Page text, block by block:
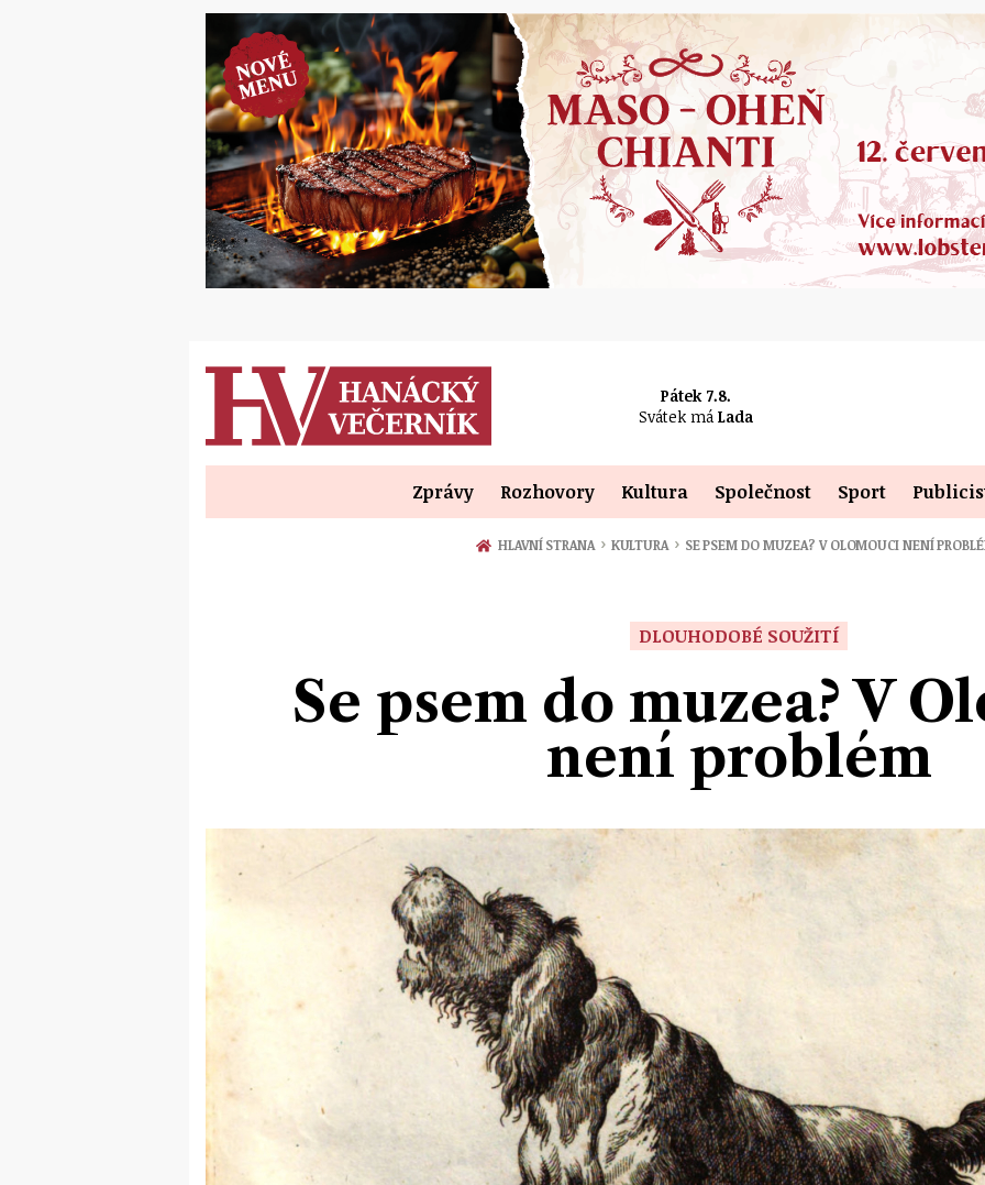
Pátek 7.8.
Svátek má Lada
Zprávy Rozhovory Kultura Společnost Sport
HLAVNÍ STRANA › KULTURA › SE PSEM DO MUZEA? V OLOMOUCI NENÍ
DLOUHODOBÉ SOUŽITÍ
Se psem do muzea? V
není problém